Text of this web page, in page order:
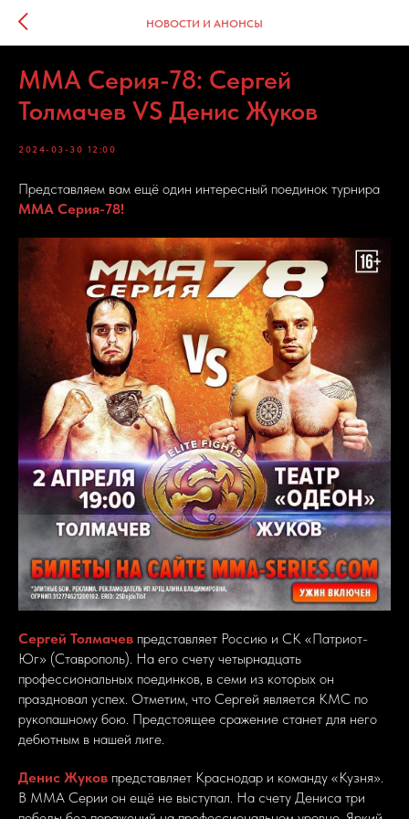
НОВОСТИ И АНОНСЫ
MMA Серия-78: Сергей
Толмачев VS Денис Жуков
2024-03-30 12:00
Представляем вам ещё один интересный поединок турнира
ММА Серия-78!
Сергей Толмачев представляет Россию и СК «Патриот-
Юг» (Ставрополь). На его счету четырнадцать
профессиональных поединков, в семи из которых он
праздновал успех. Отметим, что Сергей является КМС по
рукопашному бою. Предстоящее сражение станет для него
дебютным в нашей лиге.
Денис Жуков представляет Краснодар и команду «Кузня».
В ММА Серии он ещё не выступал. На счету Дениса три